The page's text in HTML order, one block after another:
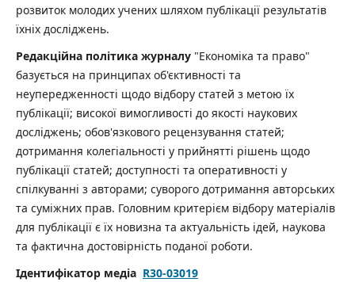
розвиток молодих учених шляхом публікації результатів
їхніх досліджень.
Редакційна політика журналу"Економіка та право"
базується на принципах об'єктивності та
неупередженності щодо відбору статей з метою їх
публікації; високої вимогливості до якості наукових
досліджень; обов'язкового рецензування статей;
дотримання колегіальності у прийнятті рішень щодо
публікації статей; доступності та оперативності у
спілкуванні з авторами; суворого дотримання авторських
та суміжних прав. Головним критерієм відбору матеріалів
для публікації є їх новизна та актуальність ідей, наукова
та фактична достовірність поданої роботи.
Ідентифікатор медіа R30-03019